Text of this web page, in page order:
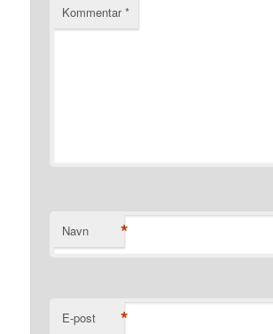
Kommentar*
Navn *
E-post *